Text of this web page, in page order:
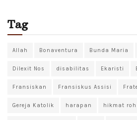
Tag
Allah Bonaventura Bunda Maria
Dilexit Nos disabilitas Ekaristi
Fransiskan Fransiskus Assisi
Gereja Katolik harapan hikmat